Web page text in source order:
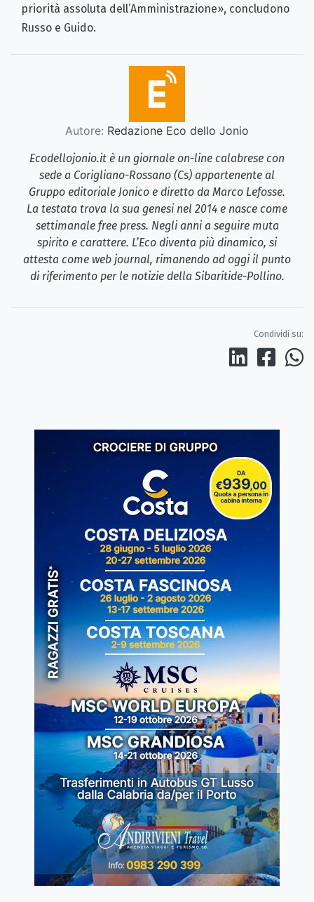
priorità assoluta dell’Amministrazione», concludono
Russo e Guido.
Autore: Redazione Eco dello Jonio
Ecodellojonio.it è un giornale on-line calabrese con
sede a Corigliano-Rossano (Cs) appartenente al
Gruppo editoriale Jonico e diretto da Marco Lefosse.
La testata trova la sua genesi nel 2014 e nasce come
settimanale free press. Negli anni a seguire muta
spirito e carattere. L’Eco diventa più dinamico, si
attesta come web journal, rimanendo ad oggi il punto
di riferimento per le notizie della Sibaritide-Pollino.
Condividi su: